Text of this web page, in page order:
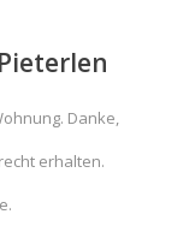
Danke,
erhalten.